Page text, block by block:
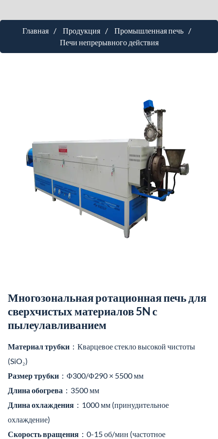
Главная Продукция
Промышленная печь
Печи непрерывного действия
Многозональная ротационная печь для
сверхчистых материалов 5N с
пылеулавливанием
Материал трубки ：Кварцевое стекло высокой чистоты
(SiO₂)
Размер трубки ：Φ300/Φ290 × 5500 мм
Длина обогрева ：3500 мм
Длина охлаждения ：1000 мм (принудительное
охлаждение)
Скорость вращения ：0-15 об/мин (частотное